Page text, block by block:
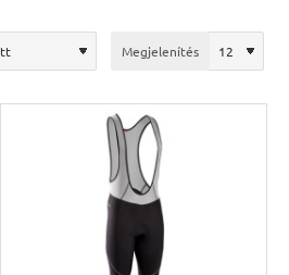
Megjelenítés